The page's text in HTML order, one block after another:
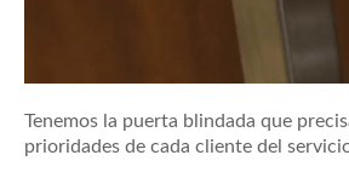
Tenemos la puerta blindada que
prioridades de cada cliente del